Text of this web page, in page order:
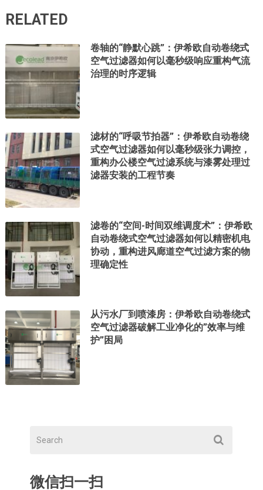
RELATED
卷轴的“静默心跳”：伊希欧自动卷绕式
空气过滤器如何以毫秒级响应重构气流
治理的时序逻辑
滤材的“呼吸节拍器”：伊希欧自动卷绕
式空气过滤器如何以毫秒级张力调控，
重构办公楼空气过滤系统与漆雾处理过
滤器安装的工程节奏
滤卷的“空间-时间双维调度术”：伊希欧
自动卷绕式空气过滤器如何以精密机电
协动，重构进风廊道空气过滤方案的物
理确定性
从污水厂到喷漆房：伊希欧自动卷绕式
空气过滤器破解工业净化的”效率与维
护”困局
微信扫一扫